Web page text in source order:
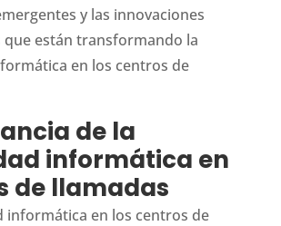
y las innovaciones
que están transformando la
en los centros de
de la
informática en
de llamadas
informática en los centros de